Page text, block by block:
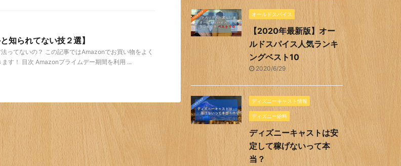
知られてない技２選】
ってないの？ この記事ではAmazonでお買い物をよく
す！ 目次 Amazonプライムデー期間を利用 ...
オールドスパイス
【2020年最新版】オー
ルドスパイス人気ランキ
ングベスト10
2020/6/29
ディズニーキャスト情報
ディズニー給料
ディズニーキャストは安
定して稼げないって本
当？